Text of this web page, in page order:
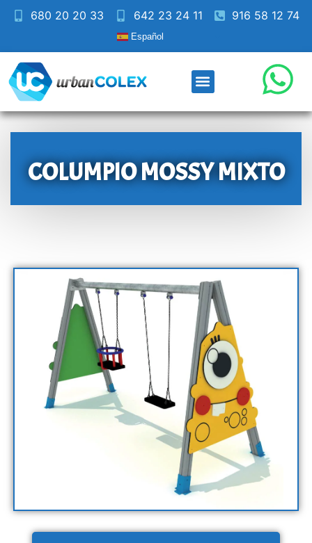
680 20 20 33 642 23 24 11 916 58 12 74
Español
COLUMPIO MOSSY MIXTO